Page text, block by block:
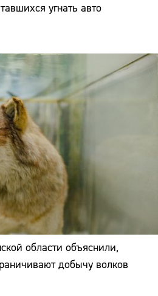
угнать авто
области объяснили,
добычу волков